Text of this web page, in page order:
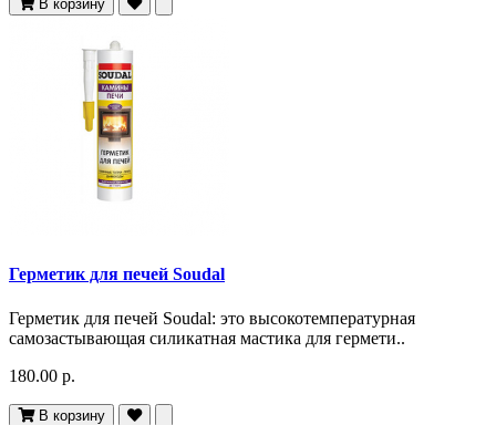
В корзину
Герметик для печей Soudal
Герметик для печей Soudal: это высокотемпературная
самозастывающая силикатная мастика для гермети..
180.00 р.
В корзину